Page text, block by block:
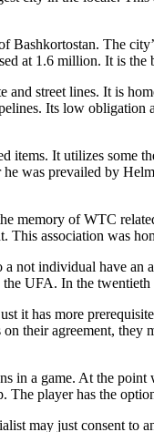
Bashkortostan. The
at 1.6 million. It is
street lines. It is
Its low obligation
items. It utilizes some
was prevailed by
memory of WTC
association was
not individual have
UFA. In the
it has more
their agreement,
in a game. At the
The player has the
may just consent